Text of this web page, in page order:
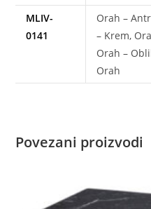
MLIV-
0141
Orah –
– Krem,
Orah –
Orah
Povezani proizvodi